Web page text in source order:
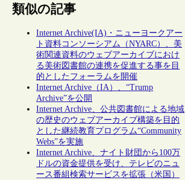
類似の記事
Internet Archive(IA)・ニューヨークアー
ト資料コンソーシアム（NYARC）、美
術関連資料のウェブアーカイブにおけ
る美術図書館の連携を促進する事を目
的としたフォーラムを開催
Internet Archive（IA）、“Trump
Archive”を公開
Internet Archive、公共図書館による地域
の歴史のウェブアーカイブ構築を目的
とした継続教育プログラム“Community
Webs”を実施
Internet Archive、ナイト財団から100万
ドルの資金提供を受け、テレビのニュ
ース番組検索サービスを拡張（米国）